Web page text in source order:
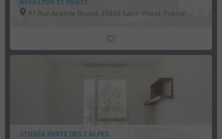
97 Rue Aristide Briand, 69800 Saint-Priest, France
STUDÉA PORTE DES 2 ALPES